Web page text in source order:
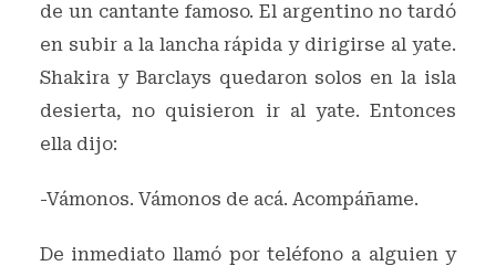
de un cantante famoso. El argentino no tardó
en subir a la lancha rápida y dirigirse al yate.
Shakira y Barclays quedaron solos en la isla
desierta, no quisieron ir al yate. Entonces
ella dijo:
-Vámonos. Vámonos de acá. Acompáñame.
De inmediato llamó por teléfono a alguien y